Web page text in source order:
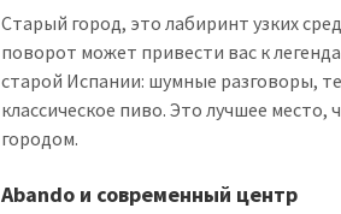
Старый город, это лабиринт узких
поворот может привести вас к
старой Испании: шумные разговоры,
классическое пиво. Это лучшее место,
городом.
Abando и современный центр